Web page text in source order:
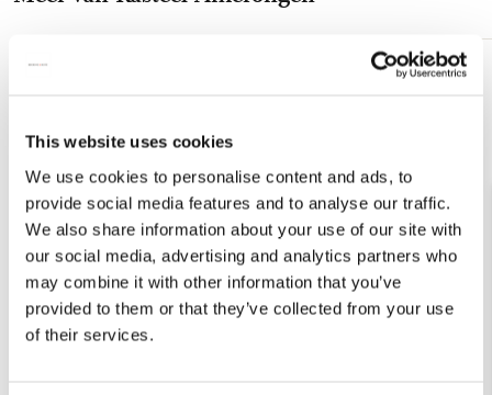
This website uses cookies
We use cookies to personalise content and ads, to
provide social media features and to analyse our traffic.
We also share information about your use of our site with
our social media, advertising and analytics partners who
may combine it with other information that you’ve
provided to them or that they’ve collected from your use
of their services.
mail
Toevoegen